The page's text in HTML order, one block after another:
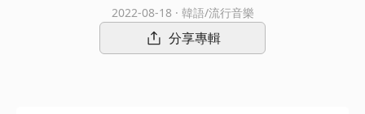
2022-08-18 · 韓語/流行音樂
分享專輯